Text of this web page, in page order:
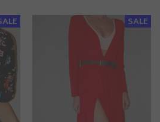
SALE